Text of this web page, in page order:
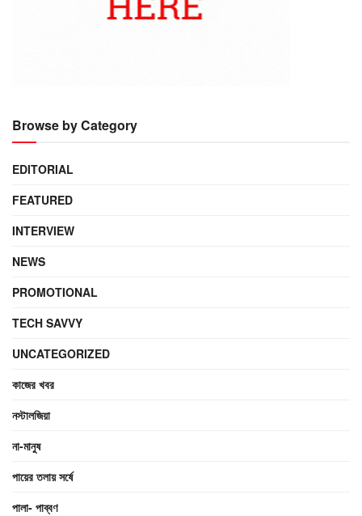
Browse by Category
EDITORIAL
FEATURED
INTERVIEW
NEWS
PROMOTIONAL
TECH SAVVY
UNCATEGORIZED
কাজের খবর
নস্টালজিয়া
না-মানুষ
পায়ের তলায় সর্ষে
পালা- পাব্বণ